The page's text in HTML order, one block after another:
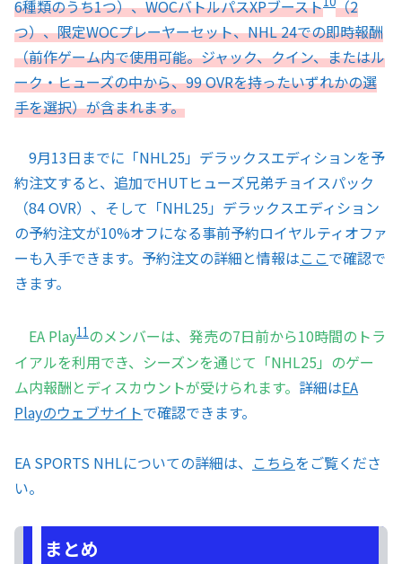
6種類のうち1つ）、WOCバトルパスXPブースト （2
つ）、限定WOCプレーヤーセット、NHL 24での即時報酬
（前作ゲーム内で使用可能。ジャック、クイン、またはル
ーク・ヒューズの中から、99 OVRを持ったいずれかの選
手を選択）が含まれます。
9月13日までに「NHL25」デラックスエディションを予
約注文すると、追加でHUTヒューズ兄弟チョイスパック
（84 OVR）、そして「NHL25」デラックスエディション
の予約注文が10%オフになる事前予約ロイヤルティオファ
ーも入手できます。予約注文の詳細と情報はここで確認で
きます。
EA Play11のメンバーは、発売の7日前から10時間のトラ
イアルを利用でき、シーズンを通じて「NHL25」のゲー
ム内報酬とディスカウントが受けられます。 詳細はEA
Playのウェブサイトで確認できます。
EA SPORTS NHLについての詳細は、 こちらをご覧くださ
い。
まとめ